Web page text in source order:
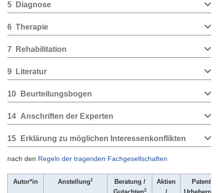
5 Diagnose
6 Therapie
7 Rehabilitation
9 Literatur
10 Beurteilungsbogen
14 Anschriften der Experten
15 Erklärung zu möglichen Interessenkonflikten
nach den Regeln der tragenden Fachgesellschaften
Autor*in Anstellung1
Beratung /
2
Aktien
Patent /